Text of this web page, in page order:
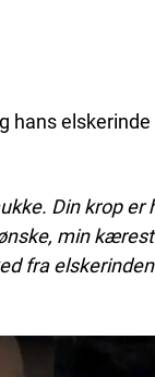
hans
Din krop
min
fra